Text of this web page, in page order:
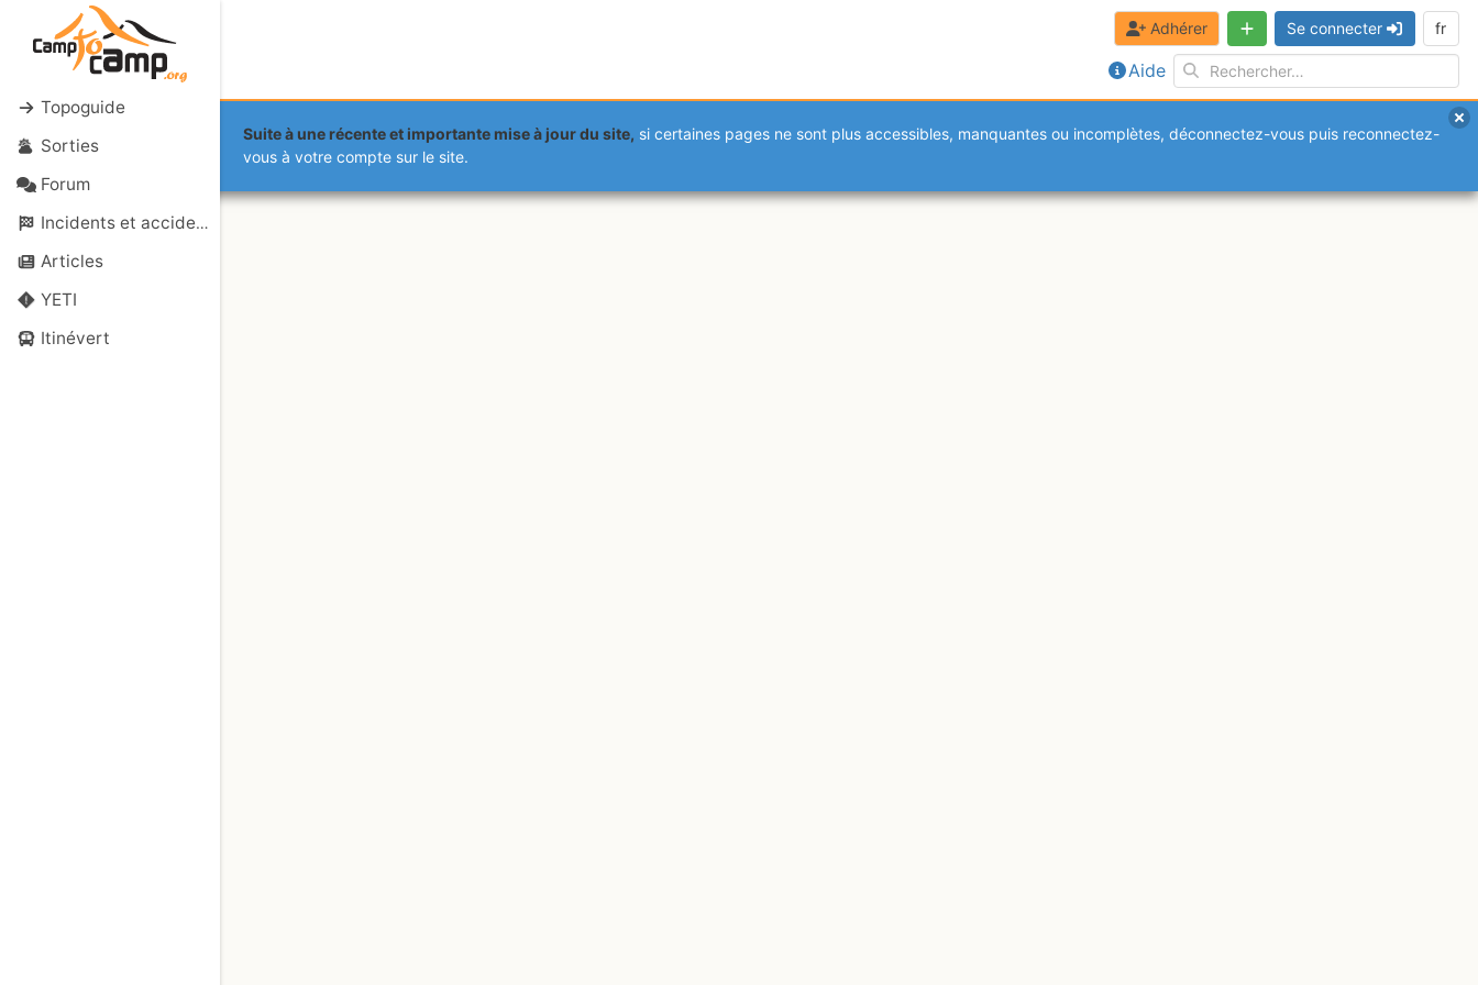
Topoguide
Sorties
Forum
Incidents et accidents
Articles
YETI
Itinévert
Aide
Adhérer Se connecter fr
Suite à une récente et importante mise à jour du site, si certaines pages ne sont plus accessibles, manquantes ou incomplètes, déconnectez-vous puis reconnectez-
vous à votre compte sur le site.
Ce profil est accessible aux seuls utilisateurs authentifiés.